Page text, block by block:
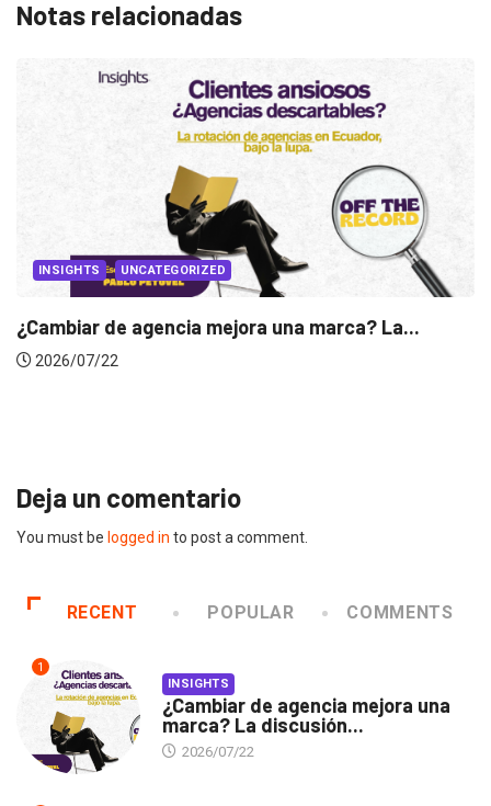
Notas relacionadas
La... INSIGHTS
Deja un comentario
You must be logged in to post a comment.
RECENT POPULAR COMMENTS
1
INSIGHTS
¿Cambiar de agencia mejora una
marca? La discusión...
2026/07/22